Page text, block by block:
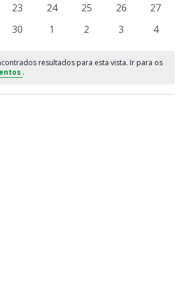
0
23
0
24
0
25
0
26
0
27
0
30
01
0
2
0
3
0
4
resultados para esta vista. Ir para os
.